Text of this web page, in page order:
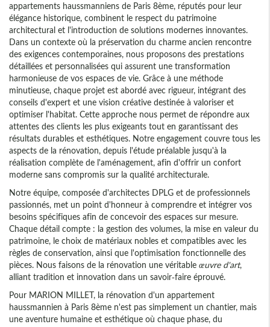
appartements haussmanniens de Paris 8ème, réputés pour leur
élégance historique, combinent le respect du patrimoine
architectural et l'introduction de solutions modernes innovantes.
Dans un contexte où la préservation du charme ancien rencontre
des exigences contemporaines, nous proposons des prestations
détaillées et personnalisées qui assurent une transformation
harmonieuse de vos espaces de vie. Grâce à une méthode
minutieuse, chaque projet est abordé avec rigueur, intégrant des
conseils d'expert et une vision créative destinée à valoriser et
optimiser l'habitat. Cette approche nous permet de répondre aux
attentes des clients les plus exigeants tout en garantissant des
résultats durables et esthétiques. Notre engagement couvre tous les
aspects de la rénovation, depuis l'étude préalable jusqu'à la
réalisation complète de l'aménagement, afin d'offrir un confort
moderne sans compromis sur la qualité architecturale.
Notre équipe, composée d'architectes DPLG et de professionnels
passionnés, met un point d'honneur à comprendre et intégrer vos
besoins spécifiques afin de concevoir des espaces sur mesure.
Chaque détail compte : la gestion des volumes, la mise en valeur du
patrimoine, le choix de matériaux nobles et compatibles avec les
règles de conservation, ainsi que l'optimisation fonctionnelle des
pièces. Nous faisons de la rénovation une véritable œuvre d'art,
alliant tradition et innovation dans un savoir-faire éprouvé.
Pour MARION MILLET, la rénovation d'un appartement
haussmannien à Paris 8ème n'est pas simplement un chantier, mais
une aventure humaine et esthétique où chaque phase, du